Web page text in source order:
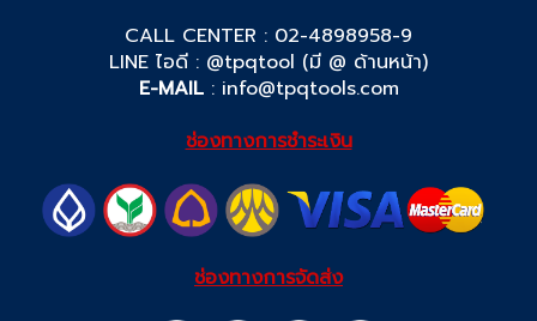
CALL CENTER : 02-4898958-9
LINE ไอดี : @tpqtool (มี @ ด้านหน้า)
E-MAIL: info@tpqtools.com
ช่องทางการชำระเงิน
ช่องทางการจัดส่ง